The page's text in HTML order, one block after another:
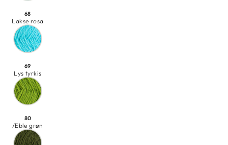
68
Lakse rosa
69
Lys tyrkis
80
Æble grøn